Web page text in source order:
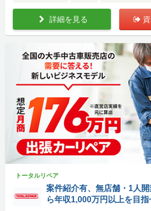
詳細を見る
トータルリペア
案件紹介有、無店舗・1人
ら年収1,000万円以上を目指